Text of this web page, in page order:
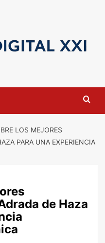
LOS MEJORES
PARA UNA EXPERIENCIA
de Haza